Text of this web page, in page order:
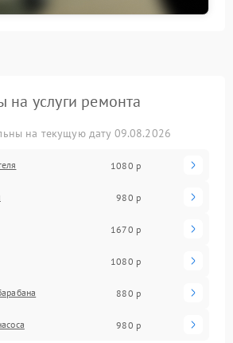
на услуги ремонта
на текущую дату 09.08.2026
1080 р
980 р
1670 р
1080 р
880 р
980 р